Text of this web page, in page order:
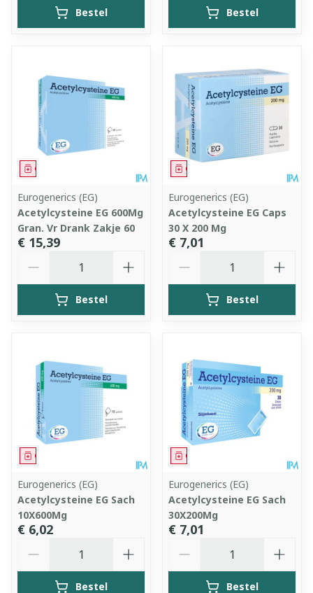
Bestel Bestel
Geneesmiddel
Eurogenerics (EG)
Acetylcysteine EG 600Mg
Gran. Vr Drank Zakje 60
€ 15,39
Bestel
Geneesmiddel
Eurogenerics (EG)
Acetylcysteine EG Caps
30 X 200 Mg
€ 7,01
Bestel
Geneesmiddel
Eurogenerics (EG)
Acetylcysteine EG Sach
10X600Mg
€ 6,02
Bestel
Geneesmiddel
Eurogenerics (EG)
Acetylcysteine EG Sach
30X200Mg
€ 7,01
Bestel